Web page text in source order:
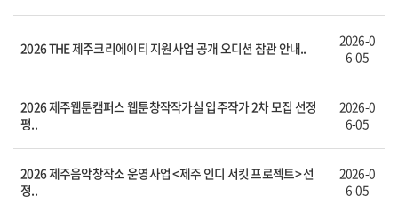
2026 THE 제주크리에이티 지원사업 공개 오디션 참관 안내..
2026-0
6-05
2026 제주웹툰캠퍼스 웹툰창작작가실 입주작가 2차 모집 선정
평..
2026-0
6-05
2026 제주음악창작소 운영사업 <제주 인디 서킷 프로젝트> 선
정..
2026-0
6-05